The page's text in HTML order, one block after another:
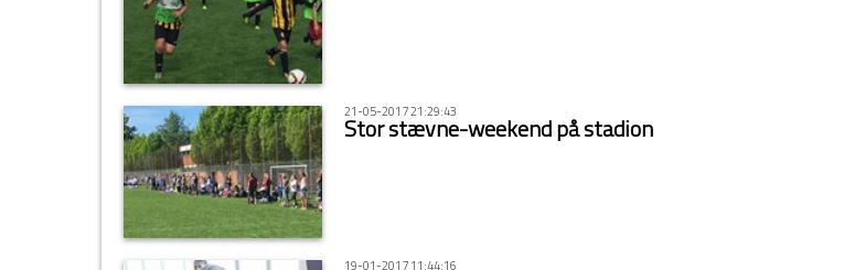
21-05-2017 21:29:43
Stor stævne-weekend på stadion
19-01-2017 11:44:16